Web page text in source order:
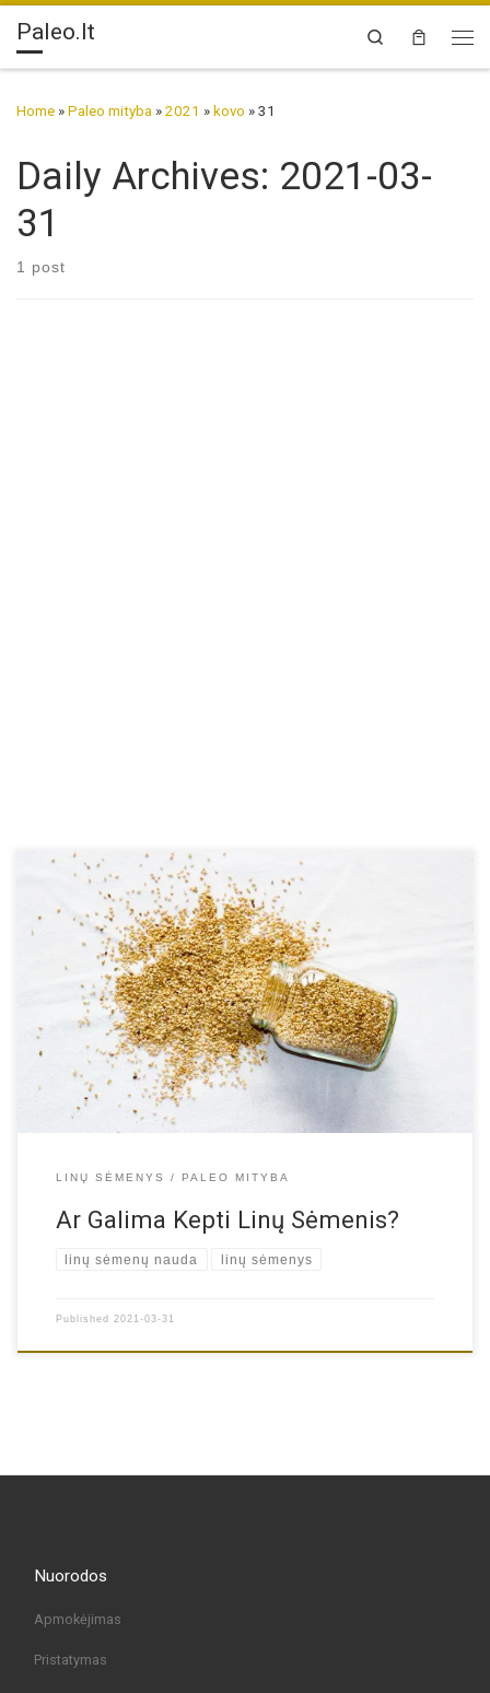
Skip to content
Paleo.lt
Search
Home » Paleo mityba » 2021 » kovo » 31
Daily Archives: 2021-03-
31
1 post
Turbūt ne vienas iš mūsų esame girdėję patarimų, kad sėklų geriau
nekepti, nes aukštoje temperatūroje jos išskiria kanserogenines
medžiagas, kurios kenkia mūsų sveikatai. Tačiau ar visos sėklos
neatsparios aukštai temperatūrai? Ar tai galioja ir linų sėmenims?
Lino sėklos pastaraisiais metais išpopuliarėjo dėl daugelio
privalumų sveikatai. Linų sėklų galima rasti nesmulkintų arba […]
LINŲ SĖMENYS PALEO MITYBA
Ar Galima Kepti Linų Sėmenis?
linų sėmenų nauda linų sėmenys
Published 2021-03-31
Nuorodos
Apmokėjimas
Pristatymas